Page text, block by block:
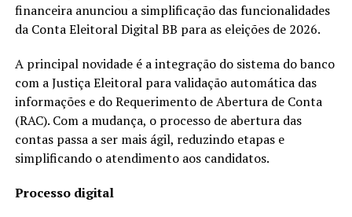
financeira anunciou a simplificação das funcionalidades
da Conta Eleitoral Digital BB para as eleições de 2026.
A principal novidade é a integração do sistema do banco
com a Justiça Eleitoral para validação automática das
informações e do Requerimento de Abertura de Conta
(RAC). Com a mudança, o processo de abertura das
contas passa a ser mais ágil, reduzindo etapas e
simplificando o atendimento aos candidatos.
Processo digital